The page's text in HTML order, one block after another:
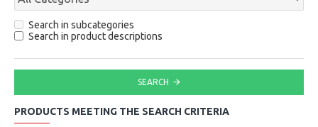
Search in subcategories
Search in product descriptions
SEARCH
PRODUCTS MEETING THE SEARCH CRITERIA